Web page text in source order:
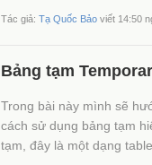
Tác giả: Tạ Quốc Bảo viết 14:50
Bảng tạm
Trong bài này mình sẽ
cách sử dụng bảng tạm
tạm, đây là một dạng